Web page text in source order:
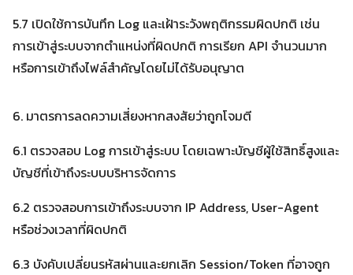
5.7 เปิดใช้การบันทึก Log และเฝ้าระวังพฤติกรรมผิดปกติ เช่น
การเข้าสู่ระบบจากตำแหน่งที่ผิดปกติ การเรียก API จำนวนมาก
หรือการเข้าถึงไฟล์สำคัญโดยไม่ได้รับอนุญาต
6. มาตรการลดความเสี่ยงหากสงสัยว่าถูกโจมตี
6.1 ตรวจสอบ Log การเข้าสู่ระบบ โดยเฉพาะบัญชีผู้ใช้สิทธิ์สูงและ
บัญชีที่เข้าถึงระบบบริหารจัดการ
6.2 ตรวจสอบการเข้าถึงระบบจาก IP Address, User-Agent
หรือช่วงเวลาที่ผิดปกติ
6.3 บังคับเปลี่ยนรหัสผ่านและยกเลิก Session/Token ที่อาจถูก